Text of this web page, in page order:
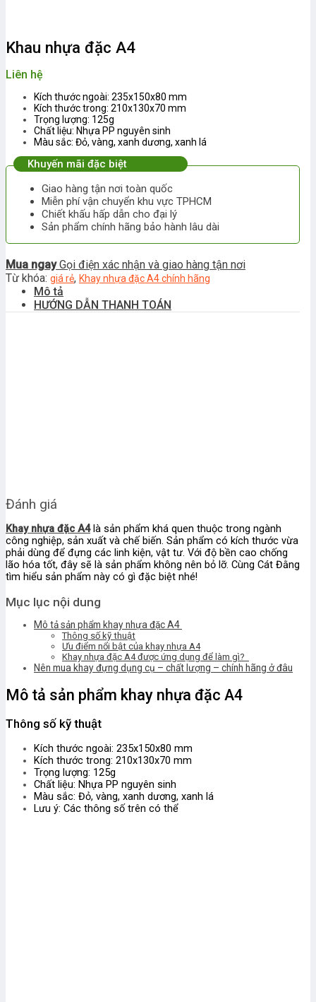
Khau nhựa đặc A4
Liên hệ
Kích thước ngoài: 235x150x80 mm
Kích thước trong: 210x130x70 mm
Trọng lượng: 125g
Chất liệu: Nhựa PP nguyên sinh
Màu sắc: Đỏ, vàng, xanh dương, xanh lá
Khuyến mãi đặc biệt
Giao hàng tận nơi toàn quốc
Miễn phí vận chuyển khu vực TPHCM
Chiết khấu hấp dẫn cho đại lý
Sản phẩm chính hãng bảo hành lâu dài
Mua ngay Gọi điện xác nhận và giao hàng tận nơi
Từ khóa: giá rẻ, Khay nhựa đặc A4 chính hãng
Mô tả
HƯỚNG DẪN THANH TOÁN
Đánh giá
Khay nhựa đặc A4là sản phẩm khá quen thuộc trong ngành
công nghiệp, sản xuất và chế biến. Sản phẩm có kích thước vừa
phải dùng để đựng các linh kiện, vật tư. Với độ bền cao chống
lão hóa tốt, đây sẽ là sản phẩm không nên bỏ lỡ. Cùng Cát Đằng
tìm hiểu sản phẩm này có gì đặc biệt nhé!
Mục lục nội dung
Mô tả sản phẩm khay nhựa đặc A4
Thông số kỹ thuật
Ưu điểm nổi bật của khay nhựa A4
Khay nhựa đặc A4 được ứng dụng để làm gì?
Nên mua khay đựng dụng cụ – chất lượng – chính hãng ở đâu
Mô tả sản phẩm khay nhựa đặc A4
Thông số kỹ thuật
Kích thước ngoài: 235x150x80 mm
Kích thước trong: 210x130x70 mm
Trọng lượng: 125g
Chất liệu: Nhựa PP nguyên sinh
Màu sắc: Đỏ, vàng, xanh dương, xanh lá
Lưu ý: Các thông số trên có thể